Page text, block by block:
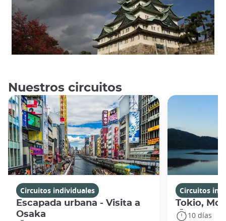
Nuestros circuitos
Circuitos individuales
Escapada urbana - Visita a
Osaka
Circuitos
Tokio,
10 días